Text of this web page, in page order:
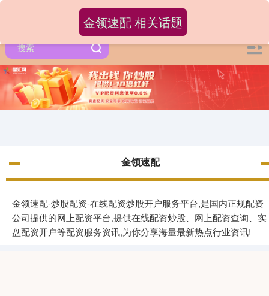
金领速配
金领速配-炒股配资-在线配资炒股开户服务平台,是国内正规配资
公司提供的网上配资平台,提供在线配资炒股、网上配资查询、实
盘配资开户等配资服务资讯,为你分享海量最新热点行业资讯!
金领速配 相关话题